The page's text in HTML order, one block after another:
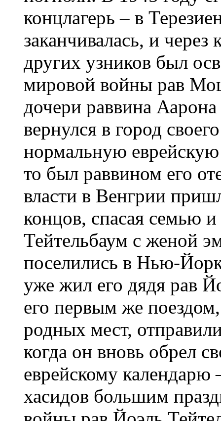
концлагерь – в
заканчивалась, и
других узников был
мировой войны рав
дочери раввина
вернулся в город
нормальную еврейскую
то был раввином его
власти в Венгрии
концов, спасая семью
Тейтельбаум с женой
поселились в Нью-
уже жил его дядя рав
его первым же
родных мест,
когда он вновь обрел
еврейскому календарю
хасидов большим